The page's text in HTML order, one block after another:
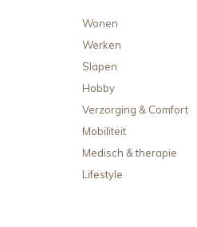
Wonen
Werken
Slapen
Hobby
Verzorging & Comfort
Mobiliteit
Medisch & therapie
Lifestyle